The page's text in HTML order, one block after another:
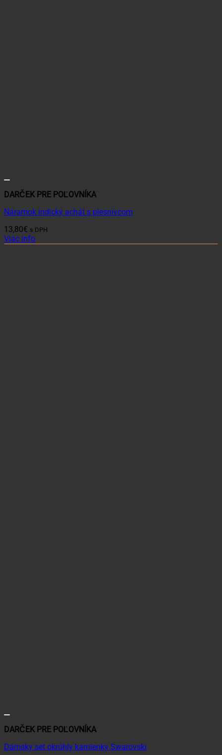
DARČEK PRE POĽOVNÍKA
Náramok indický achát s plesnivcom
13,80€ s DPH
Viac info
DARČEK PRE POĽOVNÍKA
Dámsky set okrúhly kamienky Swarovski